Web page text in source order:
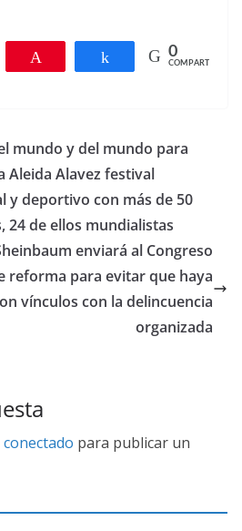
Compartir
0
COMPARTIR
mundo y del mundo para
Aleida Alavez festival
y deportivo con más de 50
24 de ellos mundialistas
enviará al Congreso
reforma para evitar que haya
vínculos con la delincuencia
organizada
conectado para publicar un